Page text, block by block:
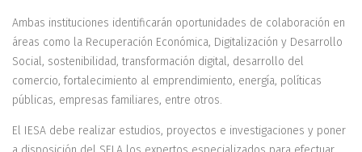
Ambas instituciones identificarán oportunidades de colaboración en
áreas como la Recuperación Económica, Digitalización y Desarrollo
Social, sostenibilidad, transformación digital, desarrollo del
comercio, fortalecimiento al emprendimiento, energía, políticas
públicas, empresas familiares, entre otros.
El IESA debe realizar estudios, proyectos e investigaciones y poner